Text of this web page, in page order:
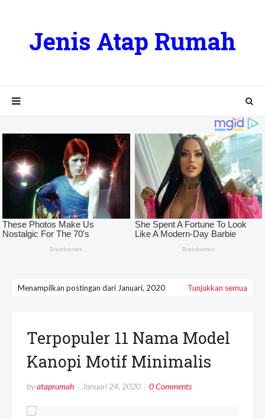
Jenis Atap Rumah
Menampilkan postingan dari Januari, 2020 Tunjukkan semua
Terpopuler 11 Nama Model
Kanopi Motif Minimalis
byataprumah Januari 24, 2020 0 Comments